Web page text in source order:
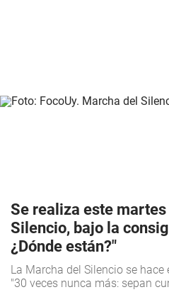
Se realiza este martes
Silencio, bajo la
¿Dónde están?"
La Marcha del Silencio se
"30 veces nunca más: sepan